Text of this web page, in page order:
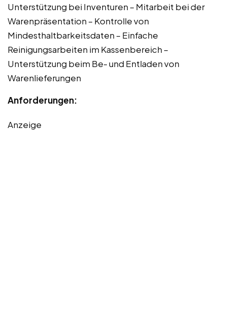
Unterstützung bei Inventuren – Mitarbeit bei der
Warenpräsentation – Kontrolle von
Mindesthaltbarkeitsdaten – Einfache
Reinigungsarbeiten im Kassenbereich –
Unterstützung beim Be- und Entladen von
Warenlieferungen
Anforderungen:
Anzeige